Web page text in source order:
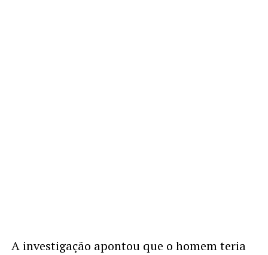
A investigação apontou que o homem teria